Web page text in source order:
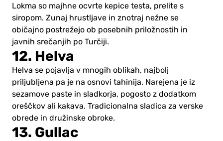
Lokma so majhne ocvrte kepice testa, prelite s
siropom. Zunaj hrustljave in znotraj nežne se
običajno postrežejo ob posebnih priložnostih in
javnih srečanjih po Turčiji.
12. Helva
Helva se pojavlja v mnogih oblikah, najbolj
priljubljena pa je na osnovi tahinija. Narejena je iz
sezamove paste in sladkorja, pogosto z dodatkom
oreščkov ali kakava. Tradicionalna sladica za verske
obrede in družinske obroke.
13. Gullac